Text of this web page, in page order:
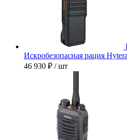
Искробезопасная рация
46 930 ₽ / шт